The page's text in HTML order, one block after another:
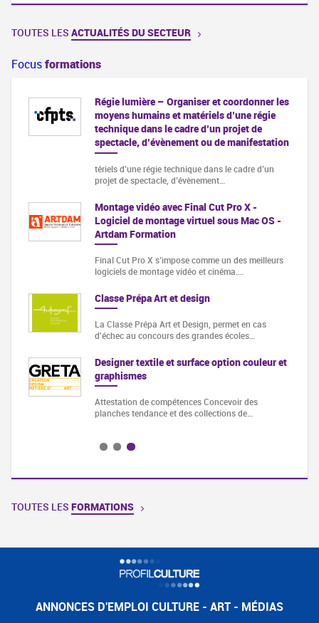
TOUTES LES ACTUALITÉS DU SECTEUR
Focusformations
Régie lumière – Organiser et coordonner les
moyens humains et matériels d’une régie
technique dans le cadre d’un projet de
spectacle, d’évènement ou de manifestation
tériels d’une régie technique dans le cadre d’un
projet de spectacle, d’évènement…
Montage vidéo avec Final Cut Pro X -
Logiciel de montage virtuel sous Mac OS -
Artdam Formation
Final Cut Pro X s’impose comme un des meilleurs
logiciels de montage vidéo et cinéma.…
Classe Prépa Art et design
La Classe Prépa Art et Design, permet en cas
d'échec au concours des grandes écoles…
Designer textile et surface option couleur et
graphismes
Attestation de compétences Concevoir des
planches tendance et des collections de…
TOUTES LES FORMATIONS
ANNONCES D'EMPLOI CULTURE - ART - MÉDIAS